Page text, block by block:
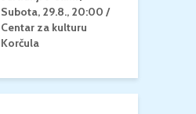
Subota, 29.8., 20:00 /
Centar za kulturu
Korčula